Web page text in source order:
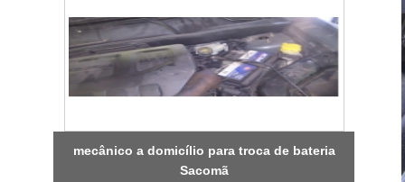
mecânico a domicílio para troca de bateria
Sacomã